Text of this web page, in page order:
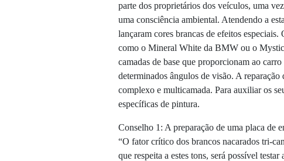
parte dos proprietários dos veículos, uma
uma consciência ambiental. Atendendo a
lançaram cores brancas de efeitos
como o Mineral White da BMW ou o
camadas de base que proporcionam ao
determinados ângulos de visão. A reparação
complexo e multicamada. Para auxiliar os
específicas de pintura.
Conselho 1: A preparação de uma placa de
“O fator crítico dos brancos nacarados tri-
que respeita a estes tons, será possível